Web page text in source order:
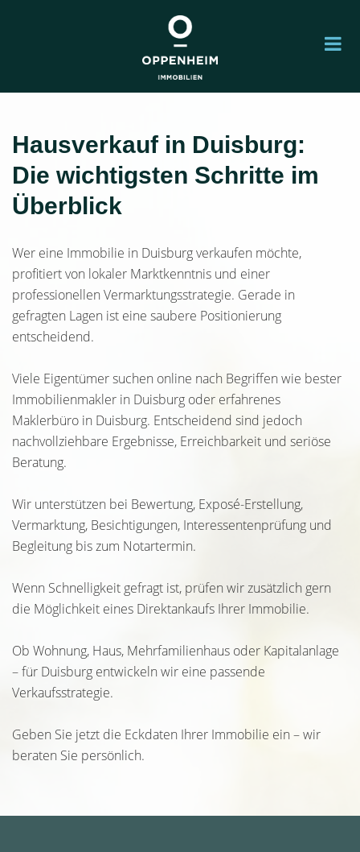
Hausverkauf in Duisburg:
Die wichtigsten Schritte im
Überblick
Wer eine Immobilie in Duisburg verkaufen möchte,
profitiert von lokaler Marktkenntnis und einer
professionellen Vermarktungsstrategie. Gerade in
gefragten Lagen ist eine saubere Positionierung
entscheidend.
Viele Eigentümer suchen online nach Begriffen wie bester
Immobilienmakler in Duisburg oder erfahrenes
Maklerbüro in Duisburg. Entscheidend sind jedoch
nachvollziehbare Ergebnisse, Erreichbarkeit und seriöse
Beratung.
Wir unterstützen bei Bewertung, Exposé-Erstellung,
Vermarktung, Besichtigungen, Interessentenprüfung und
Begleitung bis zum Notartermin.
Wenn Schnelligkeit gefragt ist, prüfen wir zusätzlich gern
die Möglichkeit eines Direktankaufs Ihrer Immobilie.
Ob Wohnung, Haus, Mehrfamilienhaus oder Kapitalanlage
– für Duisburg entwickeln wir eine passende
Verkaufsstrategie.
Geben Sie jetzt die Eckdaten Ihrer Immobilie ein – wir
beraten Sie persönlich.